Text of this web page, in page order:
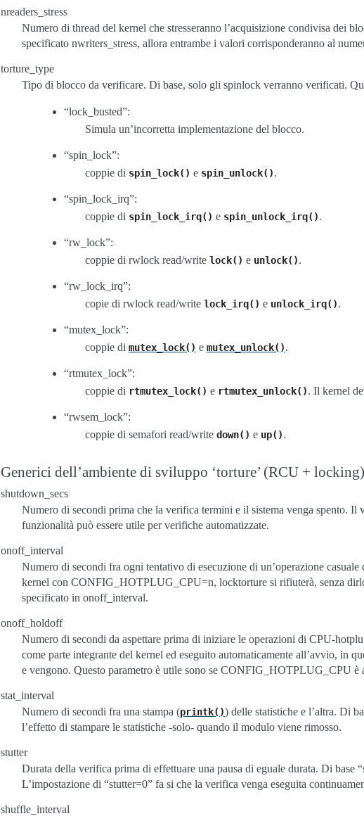
nreaders_stress
Numero di thread del kernel che stresseranno l’acquisizione condivisa dei
specificato nwriters_stress, allora entrambe i valori corrisponderanno al
torture_type
Tipo di blocco da verificare. Di base, solo gli spinlock verranno verificati.
“lock_busted”:
Simula un’incorretta implementazione del blocco.
“spin_lock”:
coppie di spin_lock() e spin_unlock().
“spin_lock_irq”:
coppie di spin_lock_irq() e spin_unlock_irq().
“rw_lock”:
coppie di rwlock read/write lock() e unlock().
“rw_lock_irq”:
copie di rwlock read/write lock_irq() e unlock_irq().
“mutex_lock”:
coppie di mutex_lock() e mutex_unlock().
“rtmutex_lock”:
coppie di rtmutex_lock() e rtmutex_unlock(). Il kernel
“rwsem_lock”:
coppie di semafori read/write down() e up().
Generici dell’ambiente di sviluppo ‘torture’ (RCU + locking)
shutdown_secs
Numero di secondi prima che la verifica termini e il sistema venga spento. Il
funzionalità può essere utile per verifiche automatizzate.
onoff_interval
Numero di secondi fra ogni tentativo di esecuzione di un’operazione
kernel con CONFIG_HOTPLUG_CPU=n, locktorture si rifiuterà, senza
specificato in onoff_interval.
onoff_holdoff
Numero di secondi da aspettare prima di iniziare le operazioni di CPU-
come parte integrante del kernel ed eseguito automaticamente all’avvio, in
e vengono. Questo parametro è utile sono se CONFIG_HOTPLUG_CPU è
stat_interval
Numero di secondi fra una stampa (printk()) delle statistiche e l’altra. Di
l’effetto di stampare le statistiche -solo- quando il modulo viene rimosso.
stutter
Durata della verifica prima di effettuare una pausa di eguale durata. Di
L’impostazione di “stutter=0” fa si che la verifica venga eseguita
shuffle_interval